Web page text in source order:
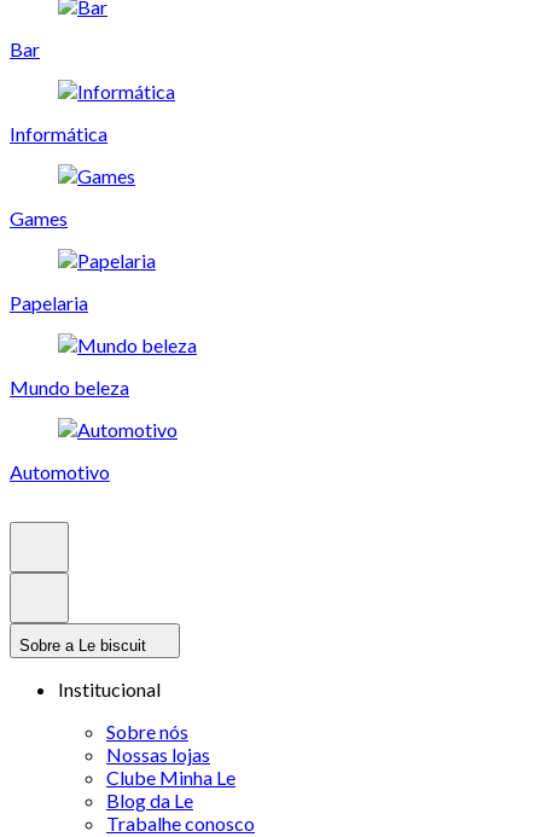
Bar
Informática
Games
Papelaria
Mundo beleza
Automotivo
Sobre a Le biscuit
Institucional
Sobre nós
Nossas lojas
Clube Minha Le
Blog da Le
Trabalhe conosco